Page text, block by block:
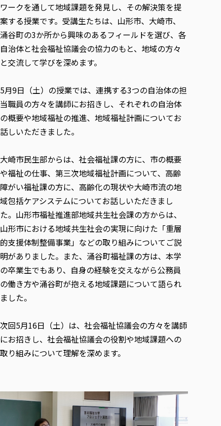
宿舎の紹介
学生生活サポート
学生自主活動支援
社会人学生の育児支援（一時預かり）
スポーツ傷害保険
ワークを通して地域課題を発見し、その解決策を提
案する授業です。受講生たちは、山形市、大崎市、
涌谷町の3か所から興味のあるフィールドを選び、各
自治体と社会福祉協議会の協力のもと、地域の方々
と交流して学びを深めます。
5月9日（土）の授業では、連携する3つの自治体の担
当職員の方々を講師にお招きし、それぞれの自治体
の概要や地域福祉の推進、地域福祉計画についてお
話しいただきました。
大崎市民生部からは、社会福祉課の方に、市の概要
や福祉の仕事、第三次地域福祉計画について、高齢
障がい福祉課の方に、高齢化の現状や大崎市流の地
域包括ケアシステムについてお話しいただきまし
た。山形市福祉推進部地域共生社会課の方からは、
山形市における地域共生社会の実現に向けた「重層
的支援体制整備事業」などの取り組みについてご説
明がありました。また、涌谷町福祉課の方は、本学
の卒業生でもあり、自身の経験を交えながら公務員
の働き方や涌谷町が抱える地域課題について語られ
ました。
次回5月16日（土）は、社会福祉協議会の方々を講師
にお招きし、社会福祉協議会の役割や地域課題への
取り組みについて理解を深めます。